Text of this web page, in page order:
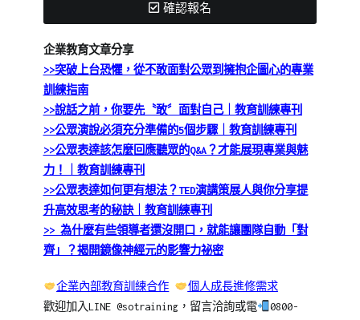
確認報名
企業教育文章分享
>>突破上台恐懼，從不敢面對公眾到擁抱企圖心的專業
訓練指南
>>說話之前，你要先〝敢〞面對自己｜教育訓練專刊
>>公眾演說必須充分準備的5個步驟｜教育訓練專刊
>>公眾表達該怎麼回應聽眾的Q&A？才能展現專業與魅
力！｜教育訓練專刊
>>公眾表達如何更有想法？TED演講策展人與你分享提
升高效思考的秘訣｜教育訓練專刊
>> 為什麼有些領導者還沒開口，就能讓團隊自動「對
齊」？揭開鏡像神經元的影響力祕密
企業內部教育訓練合作
個人成長進修需求
歡迎加入LINE @sotraining，留言洽詢或電
0800-